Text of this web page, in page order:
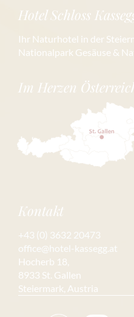
Hotel Schloss
Ihr Naturhotel in der
Nationalpark Gesäuse &
Im Herzen
Kontakt
+43 (0) 3632 20473
office@hotel-kassegg.at
Hocherb 18,
8933 St. Gallen
Steiermark, Austria